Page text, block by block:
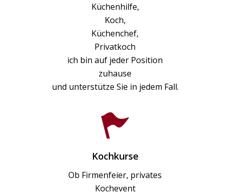
Küchenhilfe,
Koch,
Küchenchef,
Privatkoch
ich bin auf jeder Position
zuhause
und unterstütze Sie in jedem Fall.
Kochkurse
Ob Firmenfeier, privates
Kochevent